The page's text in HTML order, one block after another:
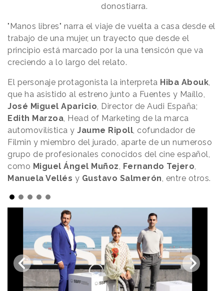
donostiarra.
"Manos libres" narra el viaje de vuelta a casa desde el
trabajo de una mujer, un trayecto que desde el
principio está marcado por la una tensicón que va
creciendo a lo largo del relato.
El personaje protagonista la interpreta Hiba Abouk,
que ha asistido al estreno junto a Fuentes y Maíllo,
José Miguel Aparicio, Director de Audi España;
Edith Marzoa, Head of Marketing de la marca
automovilística y Jaume Ripoll, cofundador de
Filmin y miembro del jurado, aparte de un numeroso
grupo de profesionales conocidos del cine español,
como Miguel Ángel Muñoz, Fernando Tejero,
Manuela Vellés y Gustavo Salmerón, entre otros.